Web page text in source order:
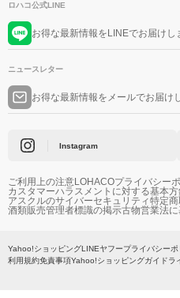
ロハコ公式LINE
お得な最新情報をLINEでお届けし
ニュースレター
お得な最新情報をメールでお届け
Instagram
ご利用上の注意LOHACOプライバシー
カスタマーハラスメントに対する基本
アスクルのサイバーセキュリティ特定
酒類販売管理者標識の掲示古物営業法
Yahoo!ショッピングLINEヤフープライバシーポ
利用規約免責事項Yahoo!ショッピングガイドラ